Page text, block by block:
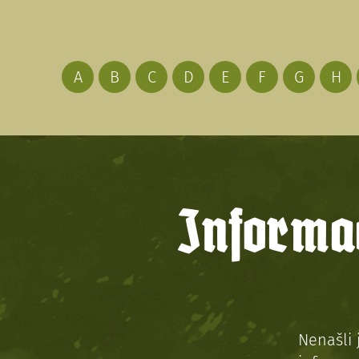
A B C D E F G H
Nenašli